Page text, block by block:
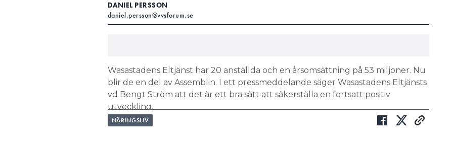
DANIEL PERSSON
daniel.persson@vvsforum.se
Wasastadens Eltjänst har 20 anställda och en årsomsättning på 53 miljoner. Nu
blir de en del av Assemblin. I ett pressmeddelande säger Wasastadens Eltjänsts
vd Bengt Ström att det är ett bra sätt att säkerställa en fortsatt positiv
utveckling.
LÄS OCKSÅ:
NÄRINGSLIV